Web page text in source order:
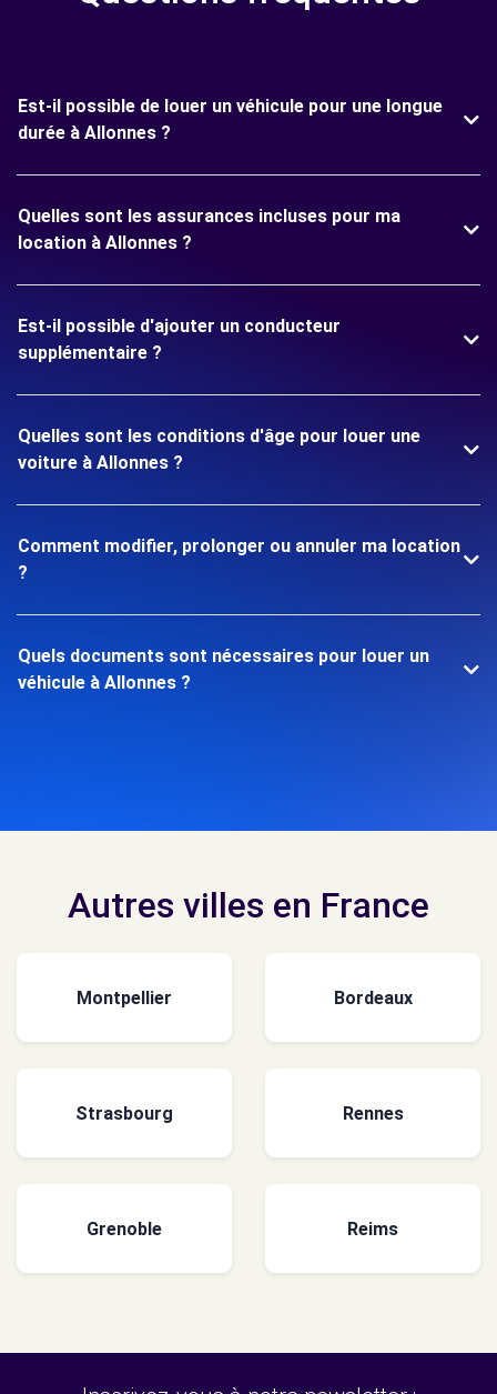
Est-il possible de louer un véhicule pour une longue
durée à Allonnes ?
Quelles sont les assurances incluses pour ma
location à Allonnes ?
Est-il possible d'ajouter un conducteur
supplémentaire ?
Quelles sont les conditions d'âge pour louer une
voiture à Allonnes ?
Comment modifier, prolonger ou annuler ma location
?
Quels documents sont nécessaires pour louer un
véhicule à Allonnes ?
Autres villes en France
Montpellier Bordeaux
Strasbourg Rennes
Grenoble Reims